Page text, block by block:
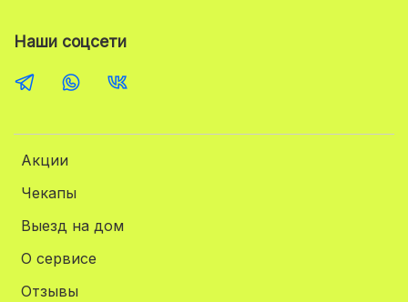
Акции
Чекапы
Выезд на дом
О сервисе
Отзывы
Наши соцсети